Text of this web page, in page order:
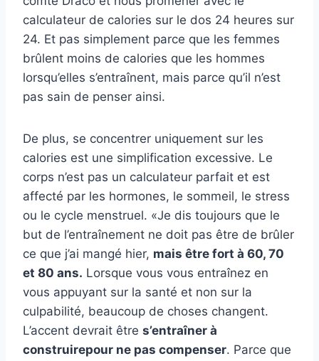
calculateur de calories sur le dos 24 heures sur
24. Et pas simplement parce que les femmes
brûlent moins de calories que les hommes
lorsqu’elles s’entraînent, mais parce qu’il n’est
pas sain de penser ainsi.
De plus, se concentrer uniquement sur les
calories est une simplification excessive. Le
corps n’est pas un calculateur parfait et est
affecté par les hormones, le sommeil, le stress
ou le cycle menstruel. «Je dis toujours que le
but de l’entraînement ne doit pas être de brûler
ce que j’ai mangé hier, mais être fort à 60, 70
et 80 ans. Lorsque vous vous entraînez en
vous appuyant sur la santé et non sur la
culpabilité, beaucoup de choses changent.
L’accent devrait être s’entraîner à
construirepour ne pas compenser. Parce que